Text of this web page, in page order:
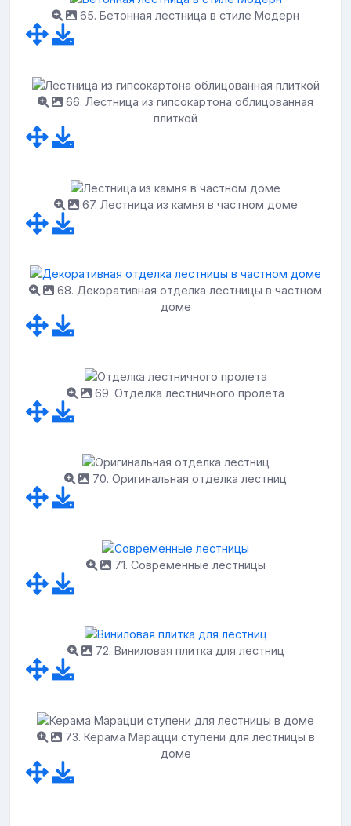
65. Бетонная лестница в стиле Модерн
66. Лестница из гипсокартона облицованная
плиткой
67. Лестница из камня в частном доме
68. Декоративная отделка лестницы в частном
доме
69. Отделка лестничного пролета
70. Оригинальная отделка лестниц
71. Современные лестницы
72. Виниловая плитка для лестниц
73. Керама Марацци ступени для лестницы в
доме